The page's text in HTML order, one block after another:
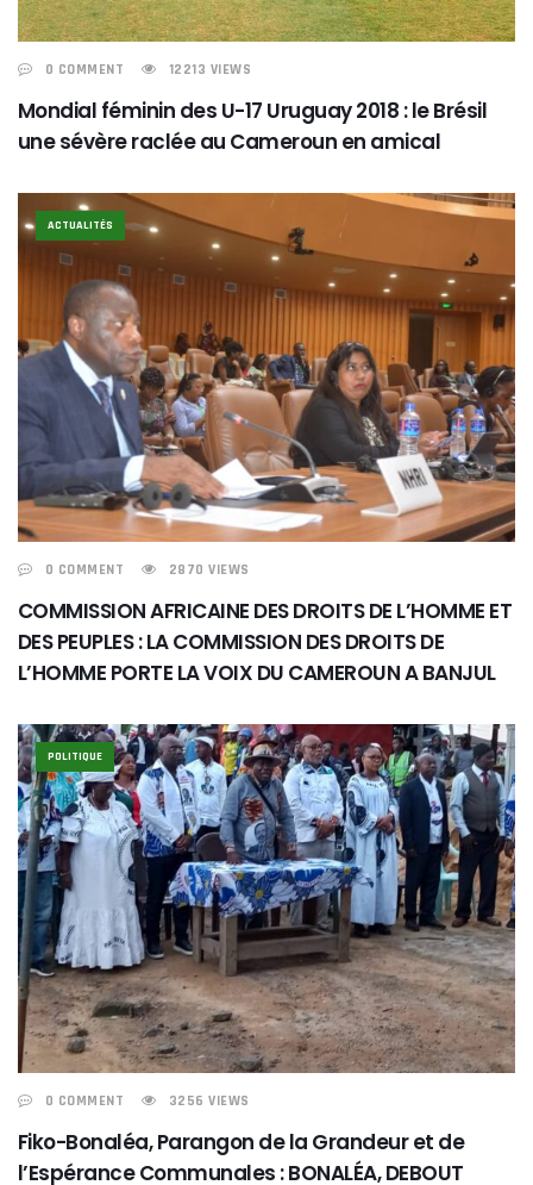
0 COMMENT 12213 VIEWS
Mondial féminin des U-17 Uruguay 2018 : le Brésil
une sévère raclée au Cameroun en amical
ACTUALITÉS
0 COMMENT 2870 VIEWS
COMMISSION AFRICAINE DES DROITS DE L’HOMME ET
DES PEUPLES : LA COMMISSION DES DROITS DE
L’HOMME PORTE LA VOIX DU CAMEROUN A BANJUL
POLITIQUE
0 COMMENT 3256 VIEWS
Fiko-Bonaléa, Parangon de la Grandeur et de
l’Espérance Communales : BONALÉA, DEBOUT